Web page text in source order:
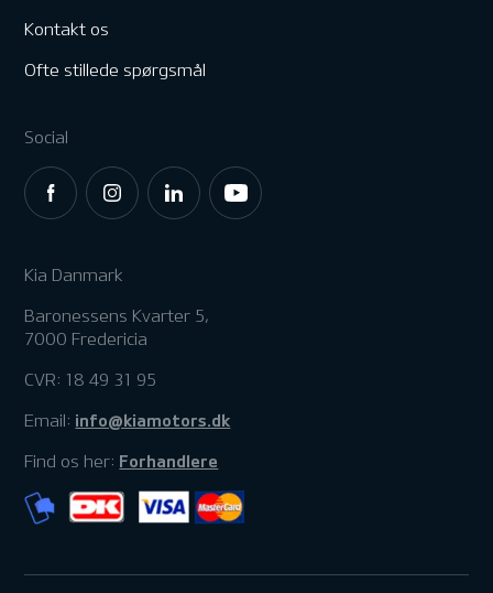
Kontakt os
Ofte stillede spørgsmål
Social
Kia Danmark
Baronessens Kvarter 5,
7000 Fredericia
CVR: 18 49 31 95
Email: info@kiamotors.dk
Find os her: Forhandlere